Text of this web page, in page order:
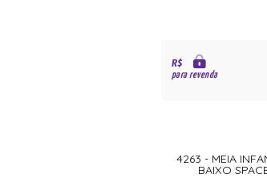
R$
para revenda
4263 - MEIA
BAIXO